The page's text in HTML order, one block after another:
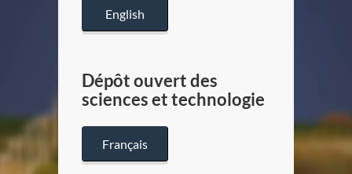
English
Dépôt ouvert des
sciences et technologie
Français